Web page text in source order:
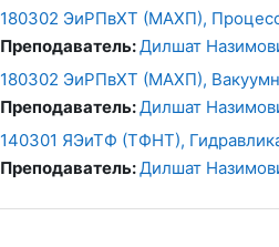
180302 ЭиРПвХТ (МАХП),
Преподаватель:Дилшат
180302 ЭиРПвХТ (МАХП),
Преподаватель:Дилшат
140301 ЯЭиТФ (ТФНТ),
Преподаватель:Дилшат